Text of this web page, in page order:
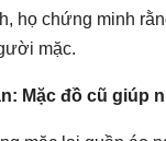
họ chứng minh
mặc.
Mặc đồ cũ giúp